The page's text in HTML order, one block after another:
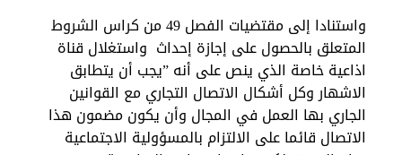
واستنادا إلى مقتضيات الفصل 49 من كراس الشروط
المتعلق بالحصول على إجازة إحداث واستغلال قناة
اذاعية خاصة الذي ينص على أنه ”يجب أن يتطابق
الاشهار وكل أشكال الاتصال التجاري مع القوانين
الجاري بها العمل في المجال وأن يكون مضمون هذا
الاتصال قائما على الالتزام بالمسؤولية الاجتماعية